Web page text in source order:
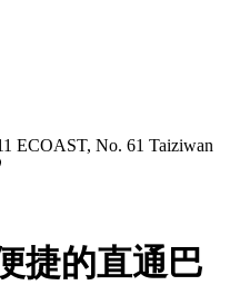
ECOAST, No. 61 Taiziwan
捷的直通巴